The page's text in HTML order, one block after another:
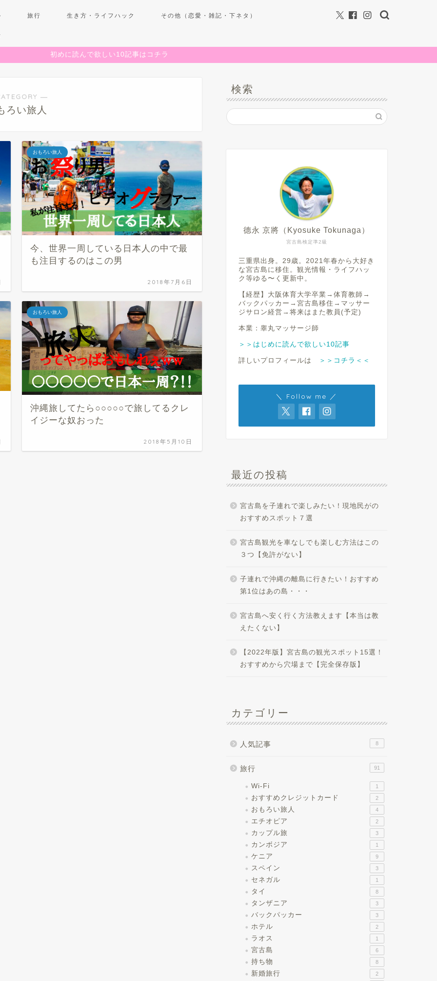
旅行 生き方・ライフハック その他（恋愛・雑記・下ネタ）
初めに読んで欲しい10記事はコチラ
―
ろい旅人
おもろい旅人
今、世界一周している日本人の中で最
も注目するのはこの男
2018年7月6日
おもろい旅人
沖縄旅してたら○○○○○で旅してるクレ
イジーな奴おった
2018年5月10日
検索
宮古島検定準2級
德永 京將（Kyosuke Tokunaga）
三重県出身。29歳。2021年春から大好き
な宮古島に移住。観光情報・ライフハッ
ク等ゆる〜く更新中。
【経歴】大阪体育大学卒業→体育教師→
バックパッカー→宮古島移住→マッサー
ジサロン経営→将来はまた教員(予定)
本業：睾丸マッサージ師
＞＞はじめに読んで欲しい10記事
詳しいプロフィールは ＞＞コチラ＜＜
＼ Follow me ／
最近の投稿
宮古島を子連れで楽しみたい！現地民がの
おすすめスポット７選
宮古島観光を車なしでも楽しむ方法はこの
３つ【免許がない】
子連れで沖縄の離島に行きたい！おすすめ
第1位はあの島・・・
宮古島へ安く行く方法教えます【本当は教
えたくない】
【2022年版】宮古島の観光スポット15選！
おすすめから穴場まで【完全保存版】
カテゴリー
人気記事 8
旅行 91
Wi-Fi 1
おすすめクレジットカード 2
おもろい旅人 4
エチオピア 2
カップル旅 3
カンボジア 1
ケニア 9
スペイン 3
セネガル 1
タイ 8
タンザニア 3
バックパッカー 3
ホテル 2
ラオス 1
宮古島 6
持ち物 8
新婚旅行 2